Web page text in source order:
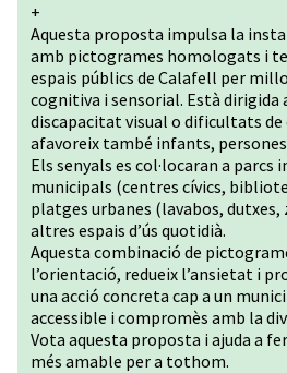
+
Aquesta proposta impulsa la
amb pictogrames homologats i
espais públics de Calafell per
cognitiva i sensorial. Està dirigida
discapacitat visual o dificultats de
afavoreix també infants,
Els senyals es col·locaran a
municipals (centres cívics,
platges urbanes (lavabos, dutxes,
altres espais d’ús quotidià.
Aquesta combinació de
l’orientació, redueix l’ansietat i
una acció concreta cap a un
accessible i compromès amb la
Vota aquesta proposta i ajuda a
més amable per a tothom.